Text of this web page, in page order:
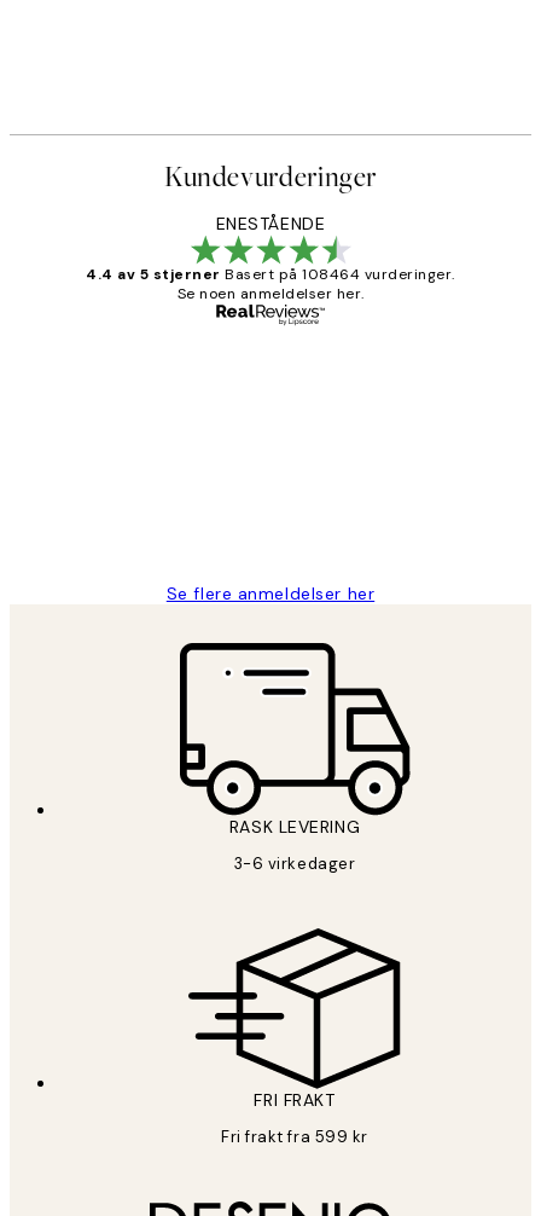
Kundevurderinger
ENESTÅENDE
4.4 av 5 stjerner Basert på 108464 vurderinger.
Se noen anmeldelser her.
Se flere anmeldelser her
RASK LEVERING
3-6 virkedager
FRI FRAKT
Fri frakt fra 599 kr